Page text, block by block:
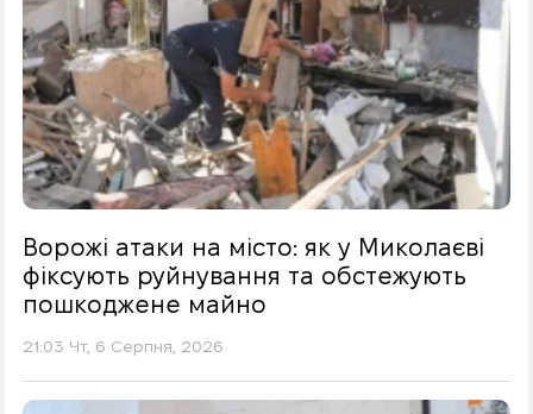
Ворожі атаки на місто: як у Миколаєві
фіксують руйнування та обстежують
пошкоджене майно
21:03 Чт, 6 Серпня, 2026